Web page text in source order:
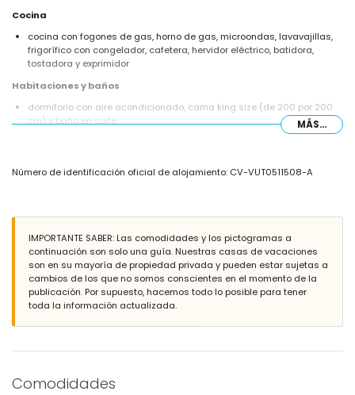
Cocina
cocina con fogones de gas, horno de gas, microondas, lavavajillas,
frigorífico con congelador, cafetera, hervidor eléctrico, batidora,
tostadora y exprimidor
Habitaciones y baños
dormitorio con aire acondicionado, cama king size (de 200 por 200
cm) y baño en suite
dormitorio con aire acondicionado, cama king size (de 200 por 180
por 90 cm)
baño en suite con lavabo individual, ducha, inodoro y secador de pelo
secador de pelo
Exterior de la villa
parcela grande y cerrada
piscina privada de 12m x 6m y 2m de profundidad
jardín con césped, árboles y muebles de jardín con tumbonas
2 terrazas cubiertas
ducha exterior
4 plazas de aparcamiento cubiertas privadas
MÁS...
Número de identificación oficial de alojamiento: CV-VUT0511508-A
IMPORTANTE SABER: Las comodidades y los pictogramas a
continuación son solo una guía. Nuestras casas de vacaciones
son en su mayoría de propiedad privada y pueden estar sujetas a
cambios de los que no somos conscientes en el momento de la
publicación. Por supuesto, hacemos todo lo posible para tener
toda la información actualizada.
Comodidades